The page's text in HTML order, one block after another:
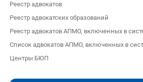
Реестр адвокатов
Реестр адвокатских образований
Реестр адвокатов АПМО, включенных в
Список адвокатов АПМО, включенных в
Центры БЮП